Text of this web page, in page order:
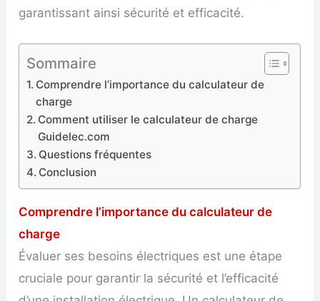
garantissant ainsi sécurité et efficacité.
Sommaire
Comprendre l’importance du calculateur de
charge
Comment utiliser le calculateur de charge
Guidelec.com
Questions fréquentes
Conclusion
Comprendre l’importance du calculateur de
charge
Évaluer ses besoins électriques est une étape
cruciale pour garantir la sécurité et l’efficacité